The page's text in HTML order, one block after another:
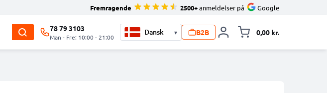
Fremragende 2500+anmeldelser på Google
78 79 3103
Man - Fre: 10:00 - 21:00
▾ B2B 0,00 kr.